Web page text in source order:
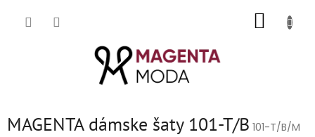
MAGENTA dámske šaty 101-T/B 101-T/B/M